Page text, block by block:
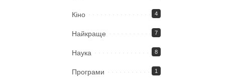
Кіно 4
Найкраще 7
Наука 8
Програми 1